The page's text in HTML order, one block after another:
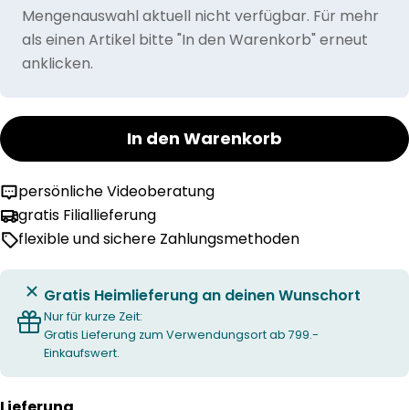
Mengenauswahl aktuell nicht verfügbar. Für mehr
als einen Artikel bitte "In den Warenkorb" erneut
anklicken.
In den Warenkorb
persönliche Videoberatung
gratis Filiallieferung
flexible und sichere Zahlungsmethoden
Gratis Heimlieferung an deinen Wunschort
Nur für kurze Zeit:
Gratis Lieferung zum Verwendungsort ab 799.-
Einkaufswert.